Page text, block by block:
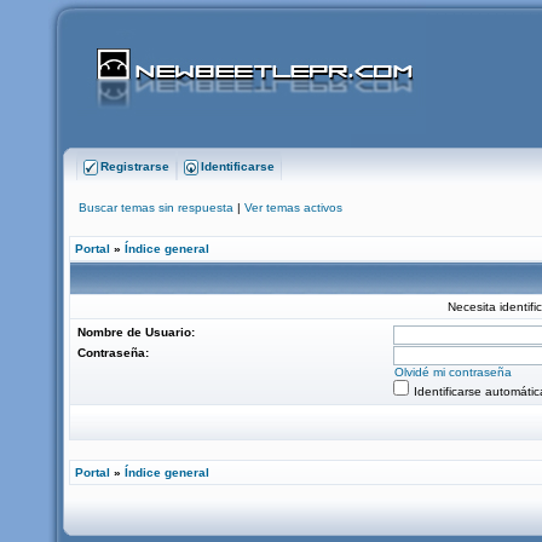
Registrarse Identificarse
Buscar temas sin respuesta | Ver temas activos
Portal » Índice general
Necesita
Nombre de Usuario:
Contraseña:
Olvidé mi contraseña
Identificarse
Portal » Índice general